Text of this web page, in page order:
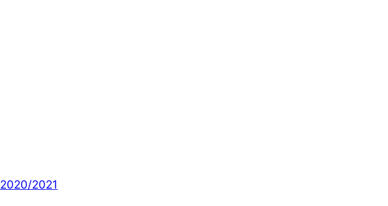
2020/2021